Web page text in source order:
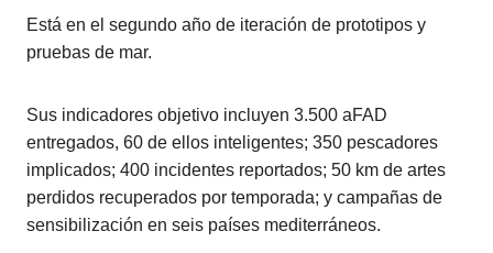
Está en el segundo año de iteración de prototipos y
pruebas de mar.
Sus indicadores objetivo incluyen 3.500 aFAD
entregados, 60 de ellos inteligentes; 350 pescadores
implicados; 400 incidentes reportados; 50 km de artes
perdidos recuperados por temporada; y campañas de
sensibilización en seis países mediterráneos.